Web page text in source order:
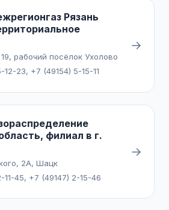
Рязань
рабочий посёлок Ухолово
12-23, +7 (49154) 5-15-11
→
филиал в г.
2А, Шацк
11-45, +7 (49147) 2-15-46
→